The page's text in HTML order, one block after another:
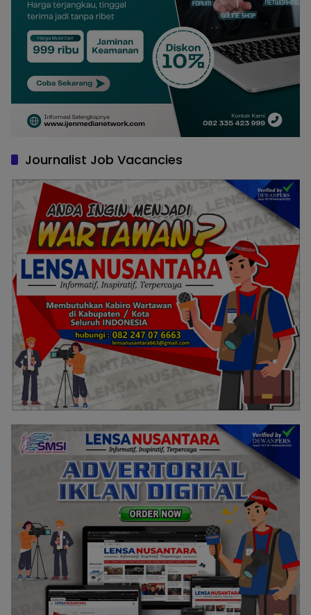
Journalist Job Vacancies